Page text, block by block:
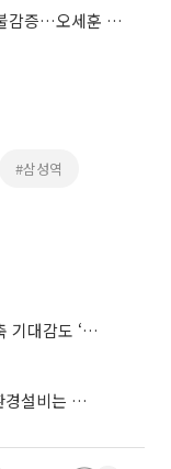
정원오 “GTX 철근 누락, 무책임한 안전 불감증…오세훈 시정 현주소”
#삼성역
분당·평촌 오를 때 일산만 내렸다…재건축 기대감도 ‘무색’
현대건설, 아파트·토건·건축 1위…산업·환경설비는 삼성E&A